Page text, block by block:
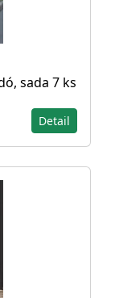
sada 7 ks
Detail